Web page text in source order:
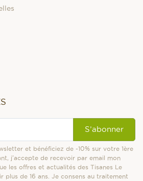
S’abonner
et bénéficiez de -10% sur votre 1ère
j'accepte de recevoir par email mon
les offres et actualités des Tisanes Le
plus de 16 ans. Je consens au traitement